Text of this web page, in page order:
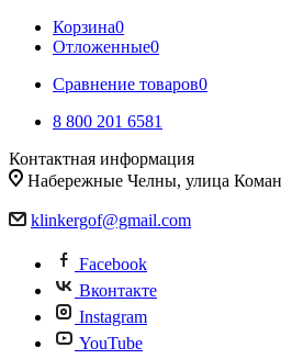
Корзина0
Отложенные0
Сравнение товаров0
8 800 201 6581
Контактная информация
Набережные Челны, улица
klinkergof@gmail.com
Facebook
Вконтакте
Instagram
YouTube